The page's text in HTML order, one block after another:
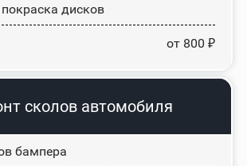
дисков
от 800 ₽
сколов автомобиля
бампера